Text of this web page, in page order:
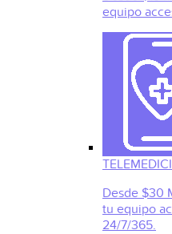
equipo
Desde $30
tu equipo
24/7/365.